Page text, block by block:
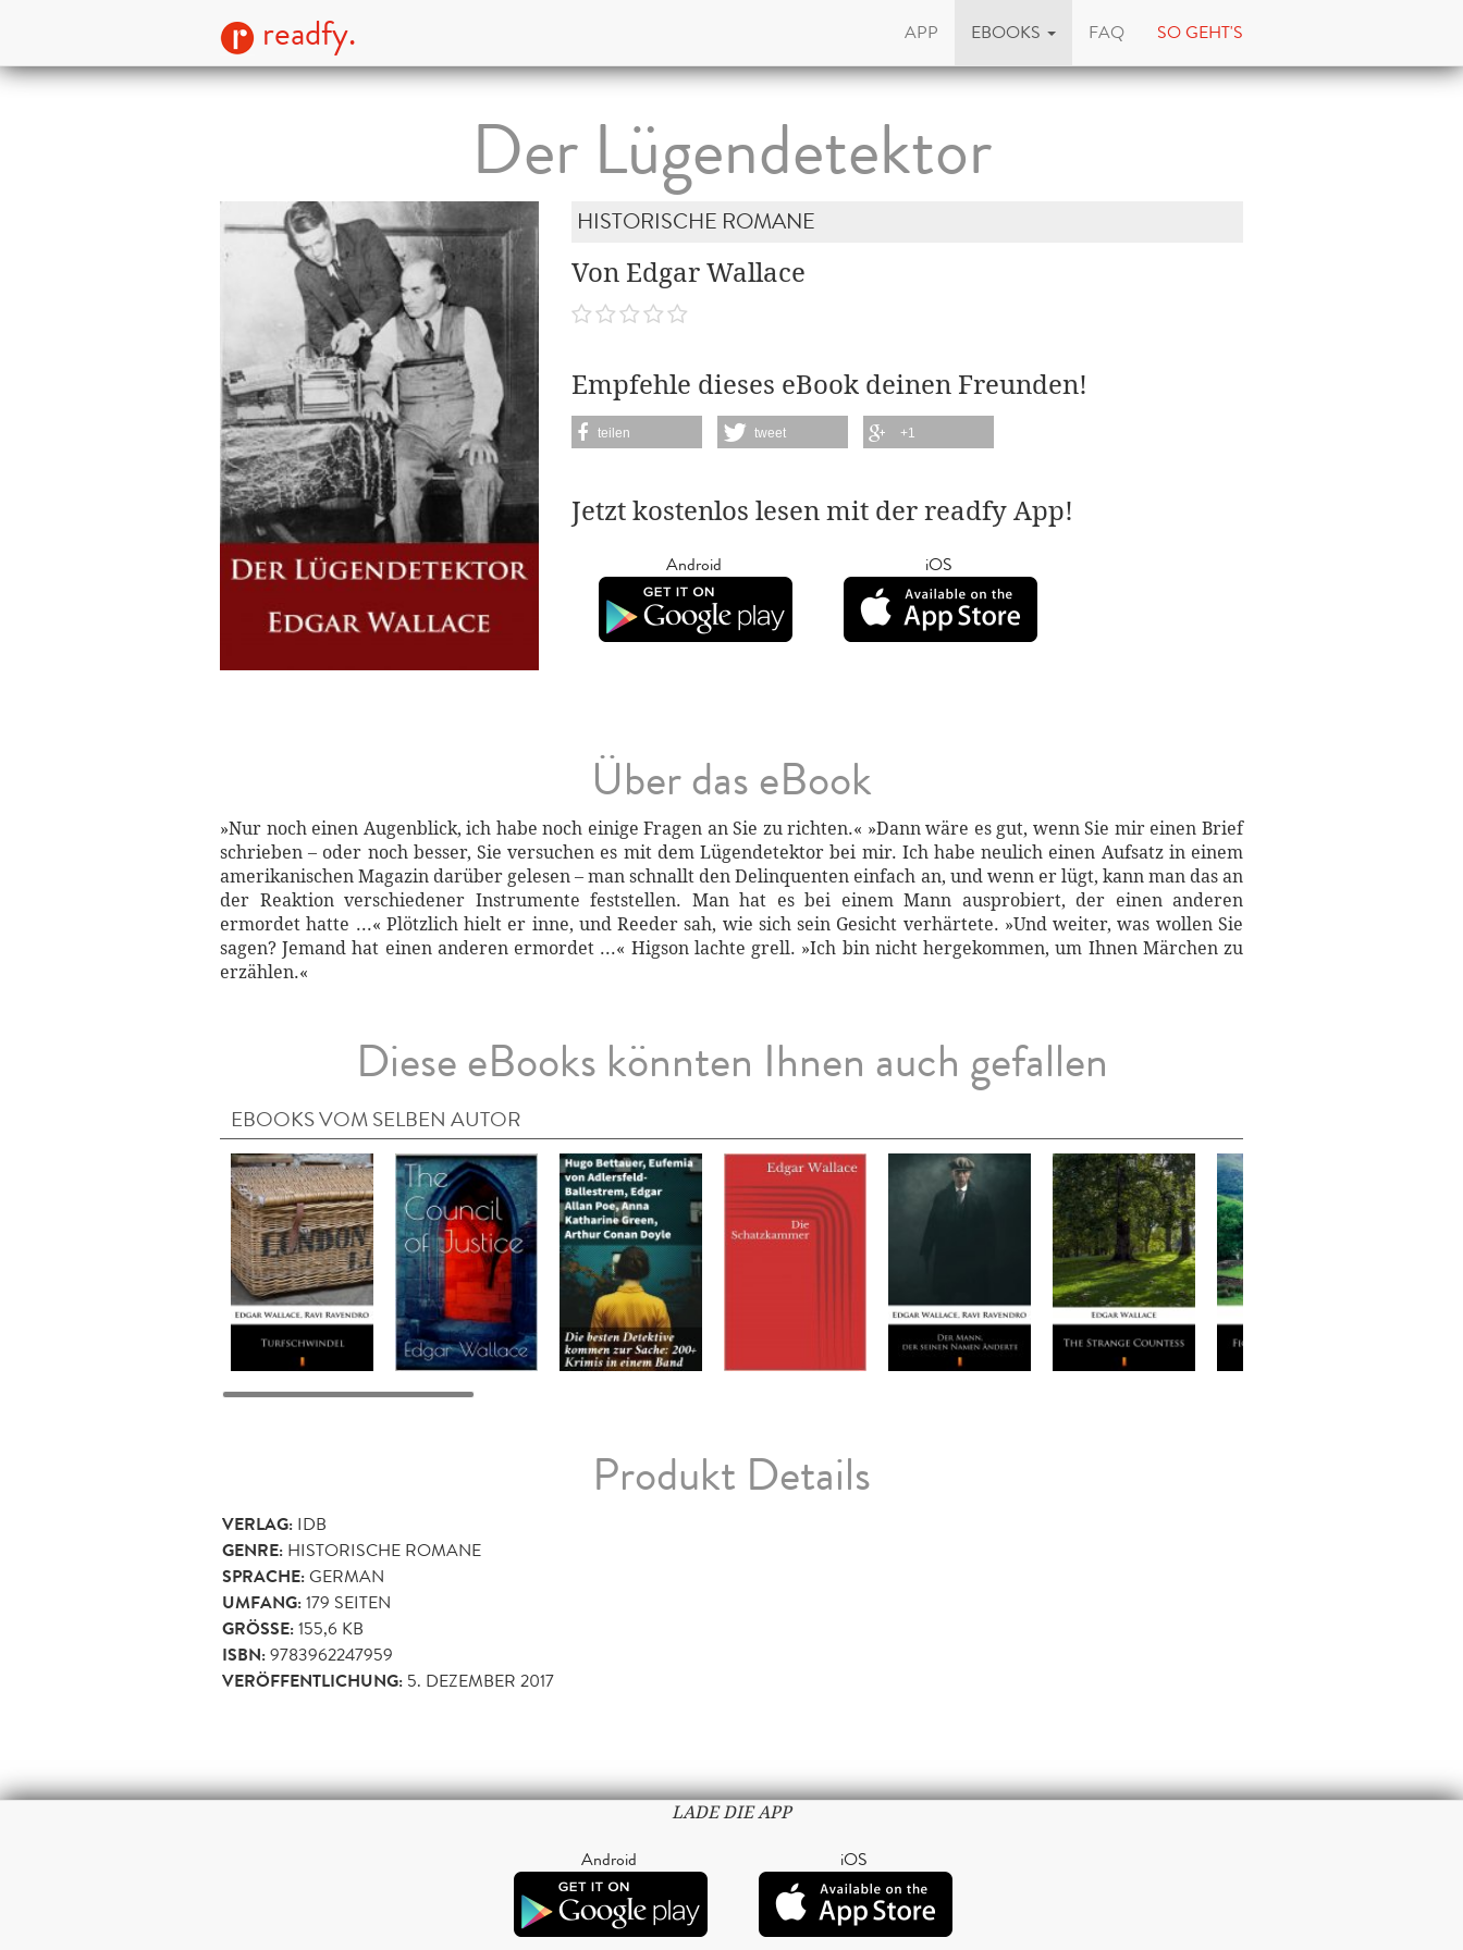
readfy. APP EBOOKS FAQ SO GEHT'S
Der Lügendetektor
HISTORISCHE ROMANE
Von Edgar Wallace
Empfehle dieses eBook deinen Freunden!
teilen tweet +1
Jetzt kostenlos lesen mit der readfy App!
Android iOS
Über das eBook
»Nur noch einen Augenblick, ich habe noch einige Fragen an Sie zu richten.« »Dann wäre es gut, wenn Sie mir einen Brief
schrieben – oder noch besser, Sie versuchen es mit dem Lügendetektor bei mir. Ich habe neulich einen Aufsatz in einem
amerikanischen Magazin darüber gelesen – man schnallt den Delinquenten einfach an, und wenn er lügt, kann man das an
der Reaktion verschiedener Instrumente feststellen. Man hat es bei einem Mann ausprobiert, der einen anderen
ermordet hatte ...« Plötzlich hielt er inne, und Reeder sah, wie sich sein Gesicht verhärtete. »Und weiter, was wollen Sie
sagen? Jemand hat einen anderen ermordet ...« Higson lachte grell. »Ich bin nicht hergekommen, um Ihnen Märchen zu
erzählen.«
Diese eBooks könnten Ihnen auch gefallen
EBOOKS VOM SELBEN AUTOR
Produkt Details
VERLAG: IDB
GENRE: HISTORISCHE ROMANE
SPRACHE:GERMAN
UMFANG:179 SEITEN
GRÖSSE: 155,6 KB
ISBN:9783962247959
VERÖFFENTLICHUNG: 5. DEZEMBER 2017
LADE DIE APP
Android iOS